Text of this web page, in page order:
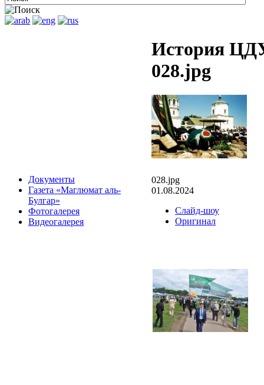
Документы
Газета «Маглюмат аль-
Булгар»
Фотогалерея
Видеогалерея
История
028.jpg
028.jpg
01.08.2024
Слайд-шоу
Оригинал